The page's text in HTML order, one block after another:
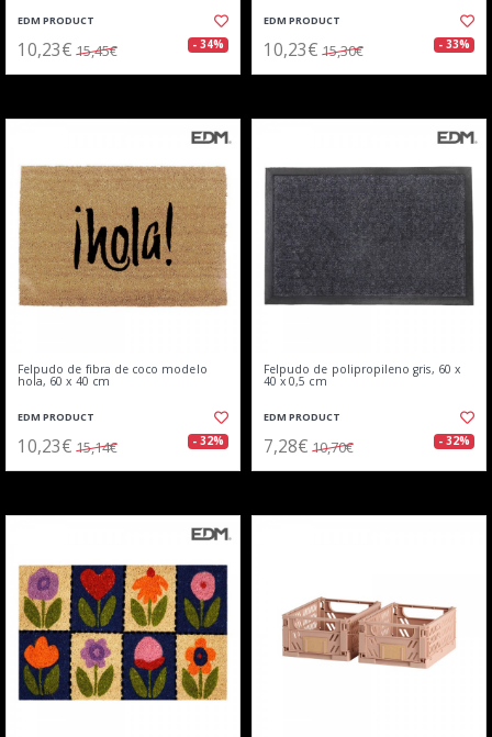
EDM PRODUCT
10,23€ 15,45€ - 34%
EDM PRODUCT
10,23€ 15,30€ - 33%
Felpudo de fibra de coco modelo
hola, 60 x 40 cm
EDM PRODUCT
10,23€ 15,14€ - 32%
Felpudo de polipropileno gris, 60 x
40 x 0,5 cm
EDM PRODUCT
7,28€ 10,70€ - 32%